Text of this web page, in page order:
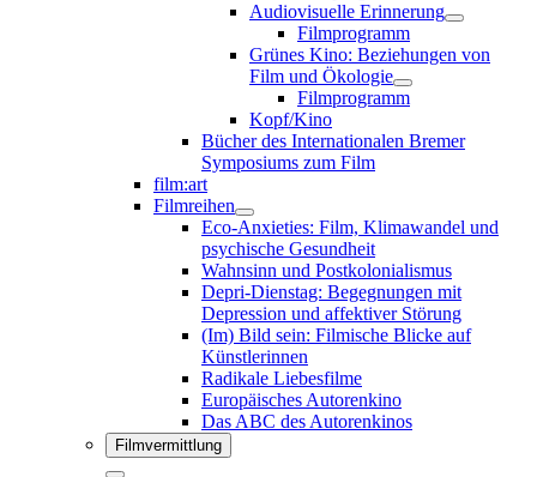
Audiovisuelle Erinnerung
Filmprogramm
Grünes Kino: Beziehungen von
Film und Ökologie
Filmprogramm
Kopf/Kino
Bücher des Internationalen Bremer
Symposiums zum Film
film:art
Filmreihen
Eco-Anxieties: Film, Klimawandel und
psychische Gesundheit
Wahnsinn und Postkolonialismus
Depri-Dienstag: Begegnungen mit
Depression und affektiver Störung
(Im) Bild sein: Filmische Blicke auf
Künstlerinnen
Radikale Liebesfilme
Europäisches Autorenkino
Das ABC des Autorenkinos
Filmvermittlung